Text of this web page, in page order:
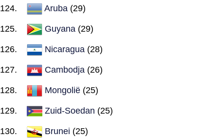
Aruba (29)
Guyana (29)
Nicaragua (28)
Cambodja (26)
Mongolië (25)
Zuid-Soedan (25)
Brunei (25)